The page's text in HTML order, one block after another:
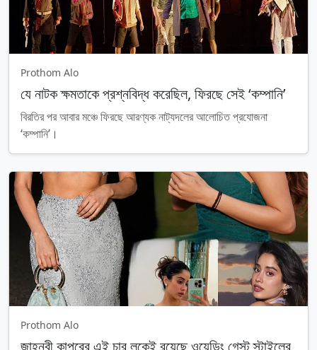
Prothom Alo
যে নাটক ক্ষমতাকে প্রশ্নবিদ্ধ করেছিল, ফিরছে সেই ‘কম্পানি’
বিরতির পর আবার মঞ্চে ফিরছে আরণ্যক নাট্যদলের আলোচিত প্রযোজনা
‘কম্পানি’।
Prothom Alo
জাহ্নবী কাপুরের এই চার লুকেই রয়েছে ওয়েডিং গেস্ট স্টাইলের